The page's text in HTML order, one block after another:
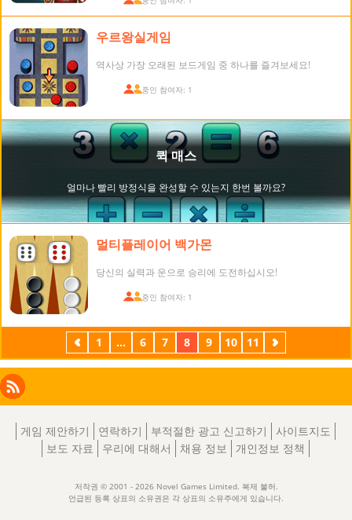
우르왕실게임
역사상 가장 오래된 보드게임 중 하나를 즐겨보세요!
접속 중인 참여자: 1
멀티플레이어 백가몬
당신의 실력과 운으로 승리에 도전하십시오!
접속 중인 참여자: 1
이
전
1 ... 6 7 8 9 10 11
다
음
Facebook
Instagram
X
LinkedIn
RSS
게임 제안하기 연락하기 부적절한 광고 신고하기
사이트지도
보도 자료
우리에 대해서 채용 정보 개인정보 정책
저작권 © 2001 - 2026 Novel Games Limited. 복제 불허.
언급된 등록 상표의 소유권은 각 상표의 소유주에게 있습니다.